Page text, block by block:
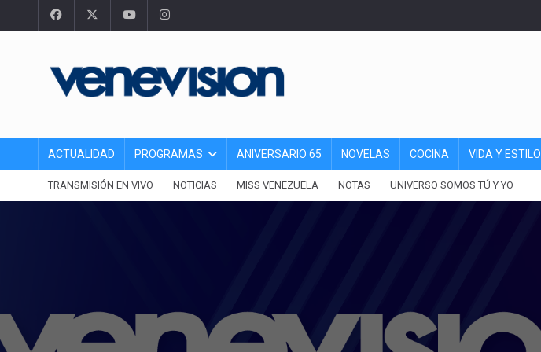
ACTUALIDAD PROGRAMAS ANIVERSARIO 65 NOVELAS COCINA VIDA Y ESTILO
TRANSMISIÓN EN VIVO NOTICIAS MISS VENEZUELA NOTAS UNIVERSO SOMOS TÚ Y YO